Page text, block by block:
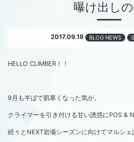
曝け出し
2017.09.18 BLOG NEWS
HELLO CLIMBER！！
9月も半ばで肌寒くなった気が。
クライマーを引き付ける甘い誘惑にPOS &
続々とNEXT岩場シーズンに向けてマルシェ